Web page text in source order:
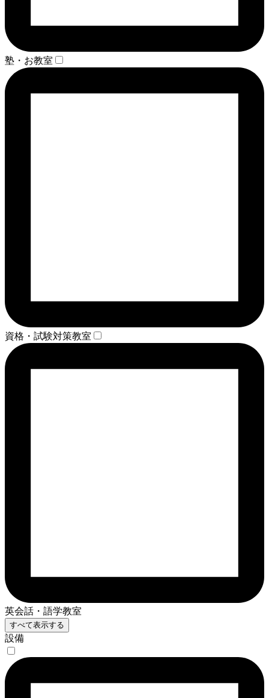
塾・お教室
資格・試験対策教室
英会話・語学教室
すべて表示する
設備